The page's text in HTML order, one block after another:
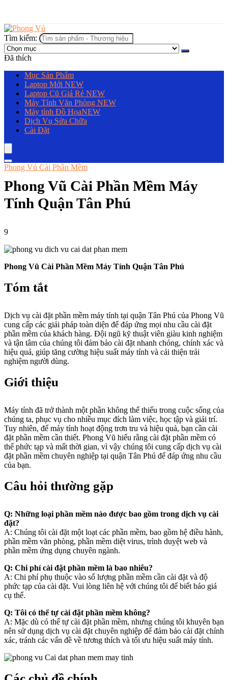
Tìm kiếm:
Đã thích
Mục Sản Phẩm
Laptop Mới NEW
Laptop Cũ Giá Rẻ NEW
Máy Tính Văn Phòng NEW
Máy tính Đồ HọaNEW
Dịch Vụ Sửa Chữa
Cài Đặt
Phong Vủ Cài Phần Mềm
Phong Vũ Cài Phần Mềm Máy
Tính Quận Tân Phú
9
Phong Vũ Cài Phần Mềm Máy Tính Quận Tân Phú
Tóm tắt
Dịch vụ cài đặt phần mềm máy tính tại quận Tân Phú của Phong Vũ
cung cấp các giải pháp toàn diện để đáp ứng mọi nhu cầu cài đặt
phần mềm của khách hàng. Đội ngũ kỹ thuật viên giàu kinh nghiệm
và tận tâm của chúng tôi đảm bảo cài đặt nhanh chóng, chính xác và
hiệu quả, giúp tăng cường hiệu suất máy tính và cải thiện trải
nghiệm người dùng.
Giới thiệu
Máy tính đã trở thành một phần không thể thiếu trong cuộc sống của
chúng ta, phục vụ cho nhiều mục đích làm việc, học tập và giải trí.
Tuy nhiên, để máy tính hoạt động trơn tru và hiệu quả, bạn cần cài
đặt phần mềm cần thiết. Phong Vũ hiểu rằng cài đặt phần mềm có
thể phức tạp và mất thời gian, vì vậy chúng tôi cung cấp dịch vụ cài
đặt phần mềm chuyên nghiệp tại quận Tân Phú để đáp ứng nhu cầu
của bạn.
Câu hỏi thường gặp
Q: Những loại phần mềm nào được bao gồm trong dịch vụ cài
đặt?
A: Chúng tôi cài đặt một loạt các phần mềm, bao gồm hệ điều hành,
phần mềm văn phòng, phần mềm diệt virus, trình duyệt web và
phần mềm ứng dụng chuyên ngành.
Q: Chi phí cài đặt phần mềm là bao nhiêu?
A: Chi phí phụ thuộc vào số lượng phần mềm cần cài đặt và độ
phức tạp của cài đặt. Vui lòng liên hệ với chúng tôi để biết báo giá
cụ thể.
Q: Tôi có thể tự cài đặt phần mềm không?
A: Mặc dù có thể tự cài đặt phần mềm, nhưng chúng tôi khuyên bạn
nên sử dụng dịch vụ cài đặt chuyên nghiệp để đảm bảo cài đặt chính
xác, tránh các vấn đề về tương thích và tối ưu hiệu suất máy tính.